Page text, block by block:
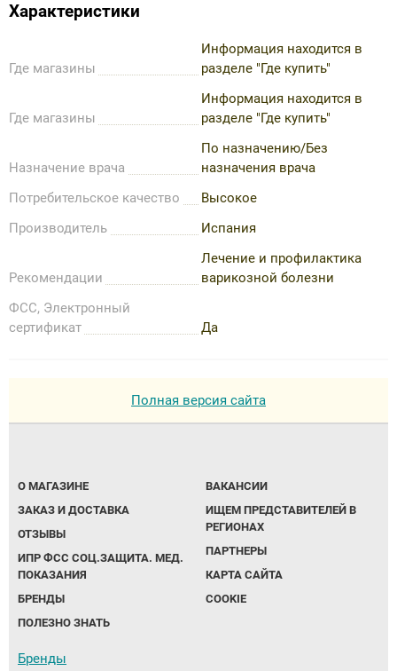
Характеристики
Где магазины
Информация находится в
разделе "Где купить"
Где магазины
Информация находится в
разделе "Где купить"
Назначение врача
По назначению/Без
назначения врача
Потребительское качество
Высокое
Производитель
Испания
Рекомендации
Лечение и профилактика
варикозной болезни
ФСС, Электронный
сертификат
Да
Полная версия сайта
О МАГАЗИНЕ
ЗАКАЗ И ДОСТАВКА
ОТЗЫВЫ
ИПР ФСС СОЦ.ЗАЩИТА. МЕД.
ПОКАЗАНИЯ
БРЕНДЫ
ПОЛЕЗНО ЗНАТЬ
ВАКАНСИИ
ИЩЕМ ПРЕДСТАВИТЕЛЕЙ В
РЕГИОНАХ
ПАРТНЕРЫ
КАРТА САЙТА
COOKIE
Бренды